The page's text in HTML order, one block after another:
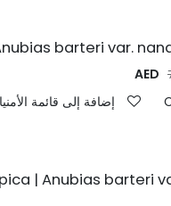
barteri var.
إضافة إلى قائمة
| Anubias barteri